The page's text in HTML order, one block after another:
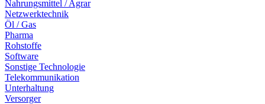
Nahrungsmittel / Agrar
Netzwerktechnik
Öl / Gas
Pharma
Rohstoffe
Software
Sonstige Technologie
Telekommunikation
Unterhaltung
Versorger